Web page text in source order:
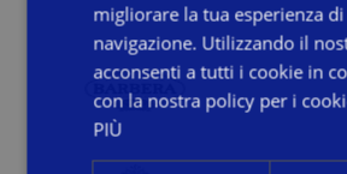
migliorare la tua esperienza di
navigazione. Utilizzando il
acconsenti a tutti i cookie in
con la nostra policy per i
PIÙ